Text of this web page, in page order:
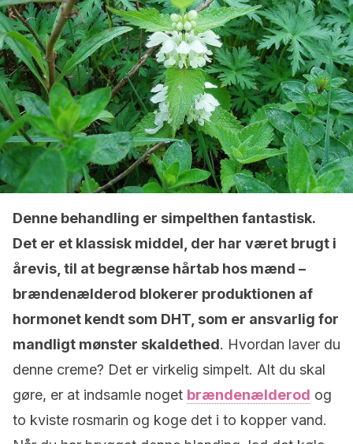
Denne behandling er simpelthen fantastisk.
Det er et klassisk middel, der har været brugt i
årevis, til at begrænse hårtab hos mænd –
brændenælderod blokerer produktionen af
hormonet kendt som DHT, som er ansvarlig for
mandligt mønster skaldethed. Hvordan laver du
denne creme? Det er virkelig simpelt. Alt du skal
gøre, er at indsamle noget brændenælderod og
to kviste rosmarin og koge det i to kopper vand.